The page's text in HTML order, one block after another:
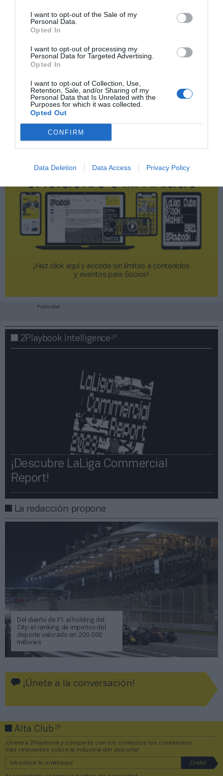
I want to opt-out of the Sale of my
Personal Data.
Opted In
I want to opt-out of processing my
Personal Data for Targeted Advertising.
Opted In
I want to opt-out of Collection, Use,
Retention, Sale, and/or Sharing of my
Personal Data that Is Unrelated with the
Purposes for which it was collected.
Opted Out
CONFIRM
Data Deletion Data Access Privacy Policy
Manchester City
Publicidad
2Playbook Club2P
¡Haz click aquí y accede sin límites a contenidos
y eventos para Socios!​​​​​​​
Publicidad
2Playbook Intelligence2P
¡Descubre LaLiga Commercial
Report!​​
La redacción propone
Del dueño de F1 al holding del
City: el ranking de imperios del
deporte valorado en 200.000
millones
¡Únete a la conversación!
Alta Club2P
¡Únete a 2Playbook y comparte con tus contactos los contenidos
más relevantes sobre la industria del deporte!